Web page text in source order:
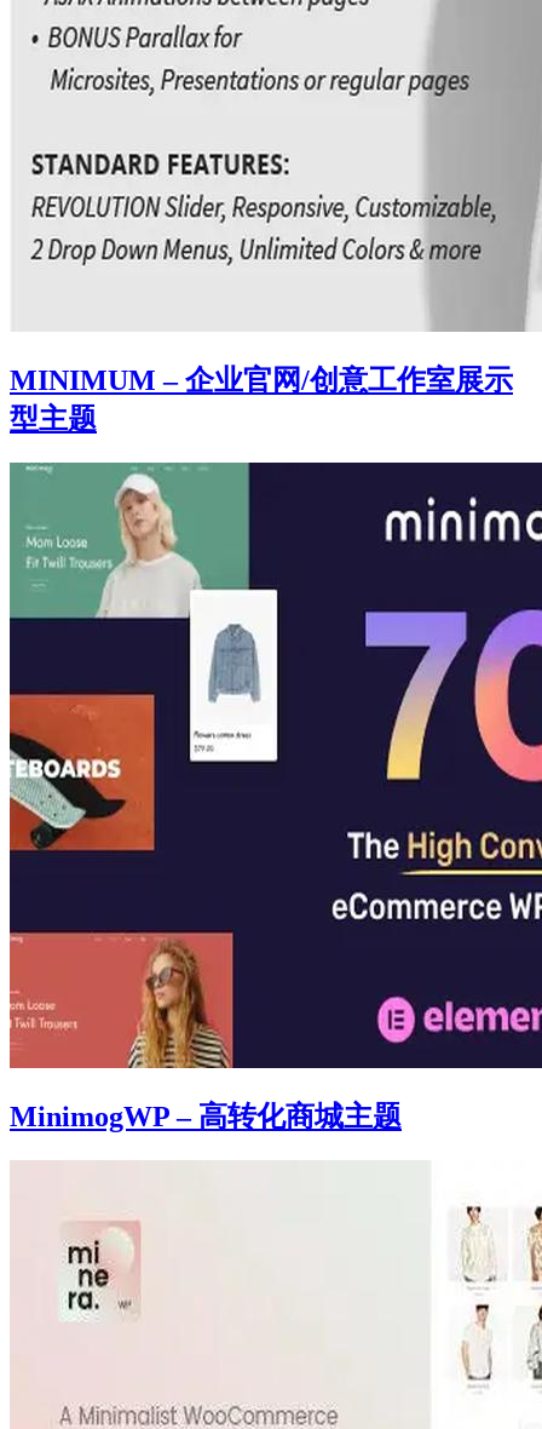
MINIMUM – 企业官网/创意工作室展示
型主题
MinimogWP – 高转化商城主题